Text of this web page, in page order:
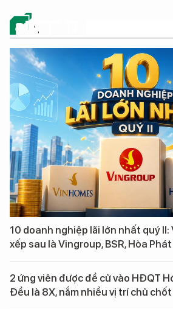
ĐỪNG BỎ LỠ
10 doanh nghiệp lãi lớn nhất quý
xếp sau là Vingroup, BSR, Hòa Phát
2 ứng viên được đề cử vào HĐQT
Đều là 8X, nắm nhiều vị trí chủ chốt